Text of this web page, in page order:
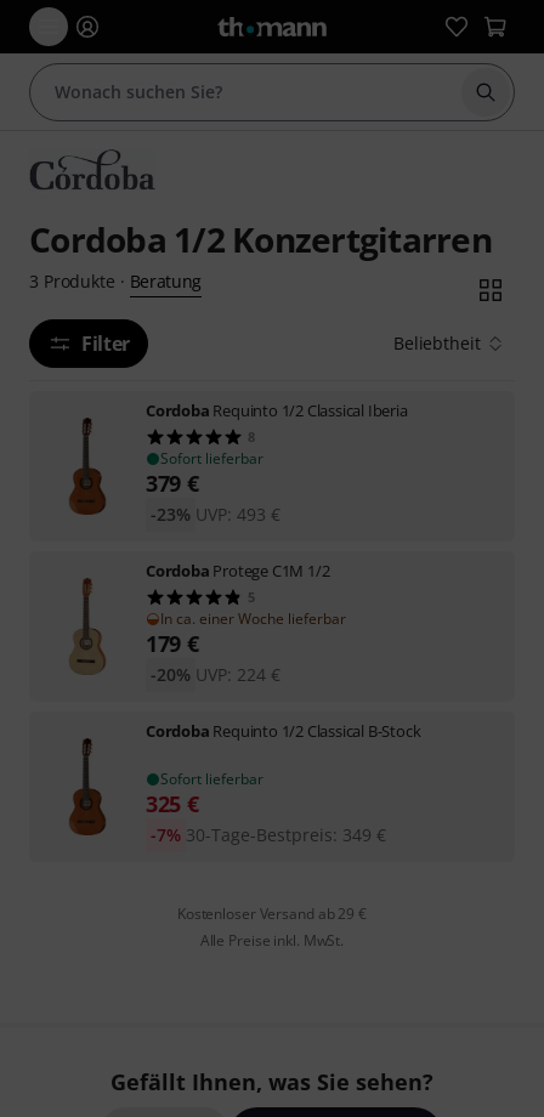
Suche
Cordoba 1/2 Konzertgitarren
3 Produkte · Beratung
Filter Beliebtheit
Cordoba Requinto 1/2 Classical Iberia
8
Sofort lieferbar
379 €
UVP: 493 €
-23%
Cordoba Protege C1M 1/2
5
In ca. einer Woche lieferbar
179 €
UVP: 224 €
-20%
Cordoba Requinto 1/2 Classical B-Stock
Sofort lieferbar
325 €
30-Tage-Bestpreis: 349 €
-7%
Kostenloser Versand ab 29 €
Alle Preise inkl. MwSt.
Gefällt Ihnen, was Sie sehen?